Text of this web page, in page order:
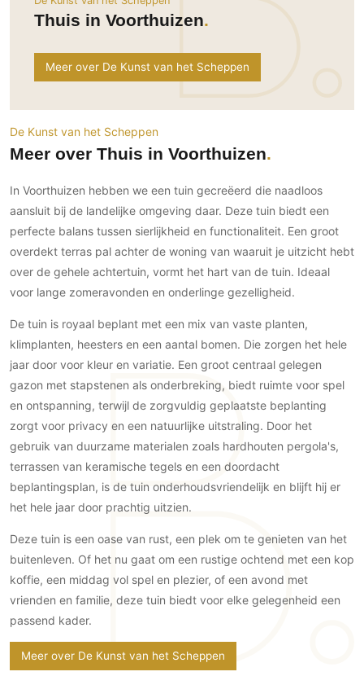
Woondecoratie
Inrichting
Roomdividers
Meubels
Verlichting
Glas
Interieurbouw
Trappen
Keukenapparatuur
Keukenaccessoires
Keukenkranen
Ramen en deuren
Binnendeuren
Aluminium deuren
Houten deuren
Stalen deuren
Systeemwanden
Deurbeslag
Vloer
Ramen
Deursystemen
Glazen wandsystemen
Garagedeuren
Zonwering
Buitenshutters
Overig
Autolift
3D visualisaties
Gevel
Gevelbekleding
Gevelstenen
Houten gevelbekleding
Stucwerk
Schilderwerk buiten
Tuinmeubelen
Zwemmen
Tuin wellness
Vloer
Buitenvloeren
Houten buitenvloeren
Natuursteen en keramiek
Vlonders
Zonwering buiten
Kinderkamer
Slaapkamer
Thuisbioscoop
Toilet
Wellness
Werkkamer
Bijgebouw / Poolhouse
Terrasoverkapping
Villa
Zwembad
Zakelijk
Horeca
Kantoor
Thuis in Voorthuizen
Meer over De Kunst van het Scheppen
De Kunst van het Scheppen
Meer over Thuis in Voorthuizen
In Voorthuizen hebben we een tuin gecreëerd die naadloos
aansluit bij de landelijke omgeving daar. Deze tuin biedt een
perfecte balans tussen sierlijkheid en functionaliteit. Een groot
overdekt terras pal achter de woning van waaruit je uitzicht hebt
over de gehele achtertuin, vormt het hart van de tuin. Ideaal
voor lange zomeravonden en onderlinge gezelligheid.
De tuin is royaal beplant met een mix van vaste planten,
klimplanten, heesters en een aantal bomen. Die zorgen het hele
jaar door voor kleur en variatie. Een groot centraal gelegen
gazon met stapstenen als onderbreking, biedt ruimte voor spel
en ontspanning, terwijl de zorgvuldig geplaatste beplanting
zorgt voor privacy en een natuurlijke uitstraling. Door het
gebruik van duurzame materialen zoals hardhouten pergola's,
terrassen van keramische tegels en een doordacht
beplantingsplan, is de tuin onderhoudsvriendelijk en blijft hij er
het hele jaar door prachtig uitzien.
Deze tuin is een oase van rust, een plek om te genieten van het
buitenleven. Of het nu gaat om een rustige ochtend met een kop
koffie, een middag vol spel en plezier, of een avond met
vrienden en familie, deze tuin biedt voor elke gelegenheid een
passend kader.
Meer over De Kunst van het Scheppen